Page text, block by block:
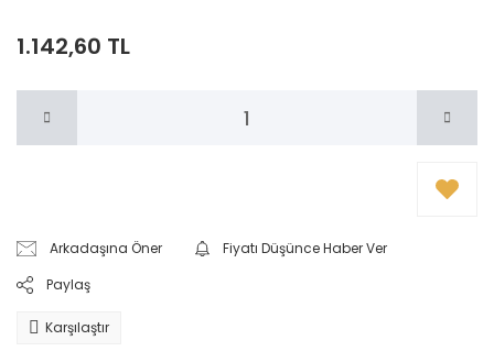
1.142,60 TL
Arkadaşına Öner
Fiyatı Düşünce Haber Ver
Paylaş
Karşılaştır